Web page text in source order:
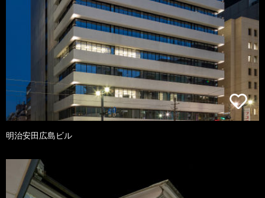
明治安田広島ビル